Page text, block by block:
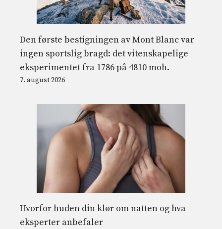
Den første bestigningen av Mont Blanc var
ingen sportslig bragd: det vitenskapelige
eksperimentet fra 1786 på 4810 moh.
7. august 2026
Hvorfor huden din klør om natten og hva
eksperter anbefaler